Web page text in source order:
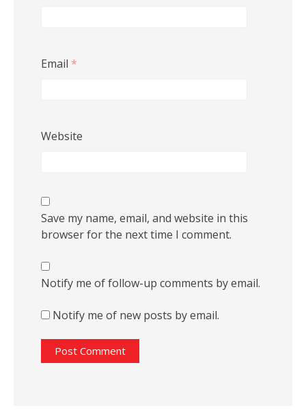
Email *
Website
Save my name, email, and website in this
browser for the next time I comment.
Notify me of follow-up comments by email.
Notify me of new posts by email.